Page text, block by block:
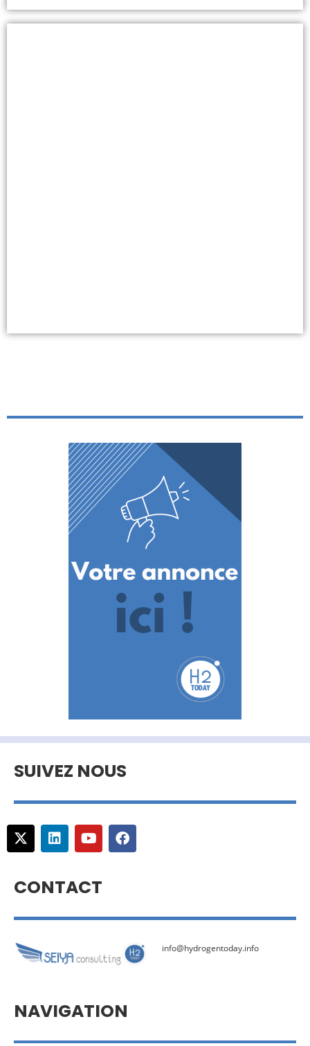
SUIVEZ NOUS
CONTACT
info@hydrogentoday.info
NAVIGATION